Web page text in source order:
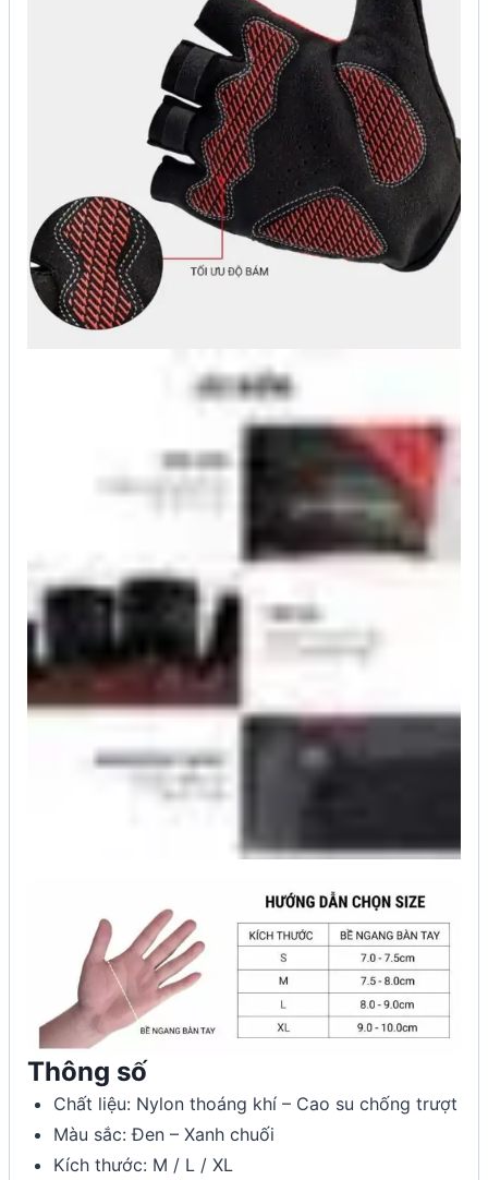
Thông số
Chất liệu: Nylon thoáng khí – Cao su chống trượt
Màu sắc: Đen – Xanh chuối
Kích thước: M / L / XL